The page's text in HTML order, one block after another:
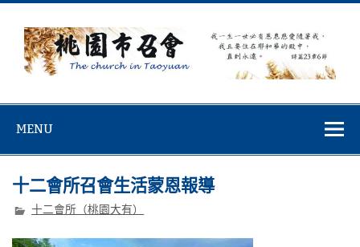
Skip
content
MENU
十二會所召會生活蒙恩報導
十二會所（桃園大有）